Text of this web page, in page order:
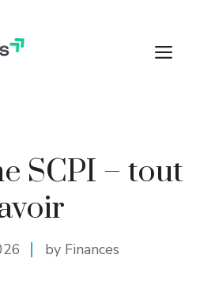
SCPI – tout
by Finances